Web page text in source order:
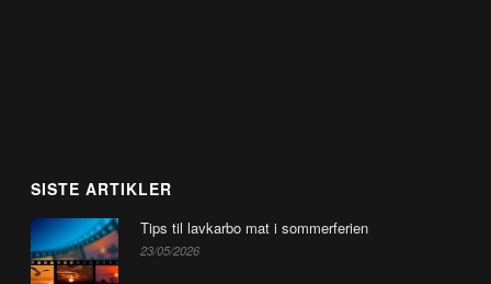
SISTE ARTIKLER
Tips til lavkarbo mat i sommerferien
23/05/2026